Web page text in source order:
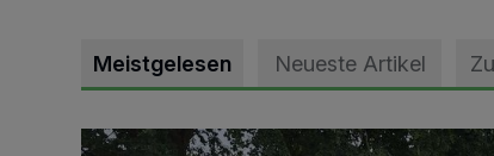
Meistgelesen Neueste Artikel
Pünktlich zum Schützenfest den Weg zum